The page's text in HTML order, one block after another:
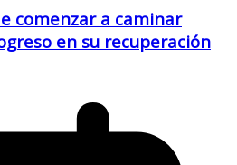
comenzar a caminar
en su recuperación